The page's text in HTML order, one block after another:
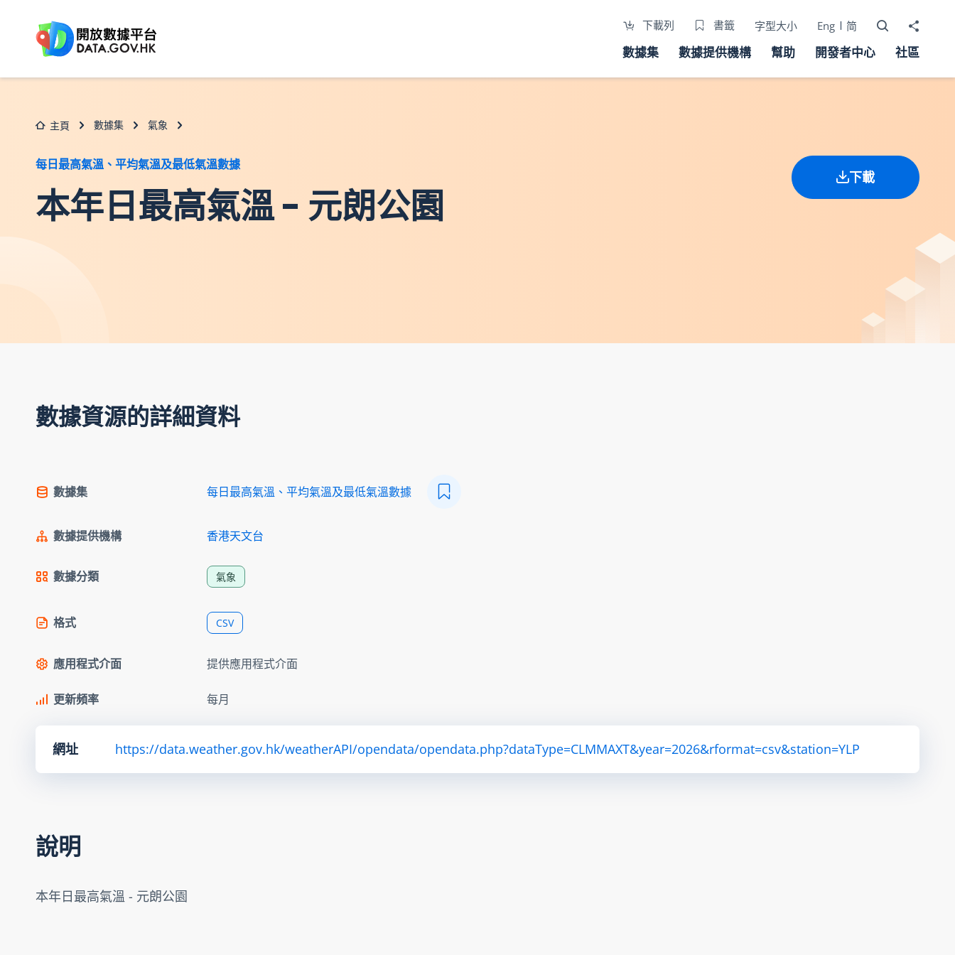
下載列 書籤 字型大小 Eng 简 打開搜尋器
分享至
數據集 數據提供機構 幫助 開發者中心 社區
主頁 數據集 氣象
每日最高氣溫、平均氣溫及最低氣溫數據
本年日最高氣溫 - 元朗公園
下載
數據資源的詳細資料
數據集 每日最高氣溫、平均氣溫及最低氣溫數據
數據提供機構 香港天文台
數據分類 氣象
格式 CSV
應用程式介面 提供應用程式介面
更新頻率 每月
網址 https://data.weather.gov.hk/weatherAPI/opendata/opendata.php?dataType=CLMMAXT&year=2026&rformat=csv&station=YLP
說明
本年日最高氣溫 - 元朗公園